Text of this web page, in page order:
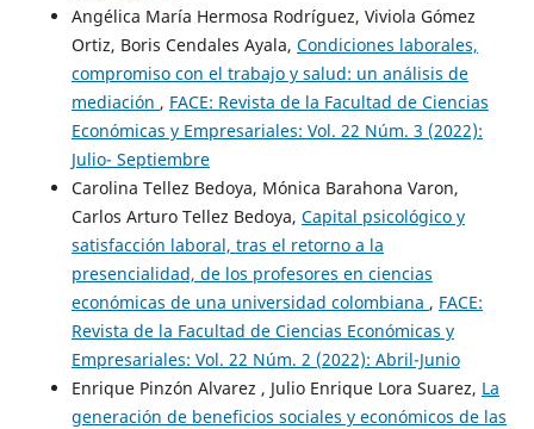
Angélica María Hermosa Rodríguez, Viviola Gómez
Ortiz, Boris Cendales Ayala, Condiciones laborales,
compromiso con el trabajo y salud: un análisis de
mediación , FACE: Revista de la Facultad de Ciencias
Económicas y Empresariales: Vol. 22 Núm. 3 (2022):
Julio- Septiembre
Carolina Tellez Bedoya, Mónica Barahona Varon,
Carlos Arturo Tellez Bedoya, Capital psicológico y
satisfacción laboral, tras el retorno a la
presencialidad, de los profesores en ciencias
económicas de una universidad colombiana , FACE:
Revista de la Facultad de Ciencias Económicas y
Empresariales: Vol. 22 Núm. 2 (2022): Abril-Junio
Enrique Pinzón Alvarez , Julio Enrique Lora Suarez, La
generación de beneficios sociales y económicos de las